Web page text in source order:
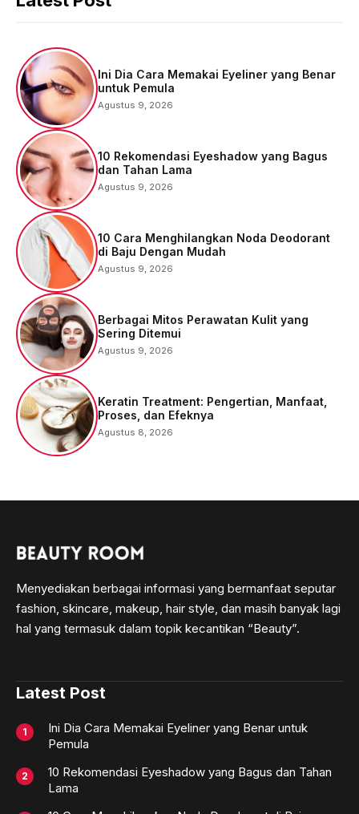
Ini Dia Cara Memakai Eyeliner yang Benar
untuk Pemula
Agustus 9, 2026
10 Rekomendasi Eyeshadow yang Bagus
dan Tahan Lama
Agustus 9, 2026
10 Cara Menghilangkan Noda Deodorant
di Baju Dengan Mudah
Agustus 9, 2026
Berbagai Mitos Perawatan Kulit yang
Sering Ditemui
Agustus 9, 2026
Keratin Treatment: Pengertian, Manfaat,
Proses, dan Efeknya
Agustus 8, 2026
Menyediakan berbagai informasi yang bermanfaat seputar
fashion, skincare, makeup, hair style, dan masih banyak lagi
hal yang termasuk dalam topik kecantikan “Beauty”.
Latest Post
Ini Dia Cara Memakai Eyeliner yang Benar untuk
Pemula
10 Rekomendasi Eyeshadow yang Bagus dan Tahan
Lama